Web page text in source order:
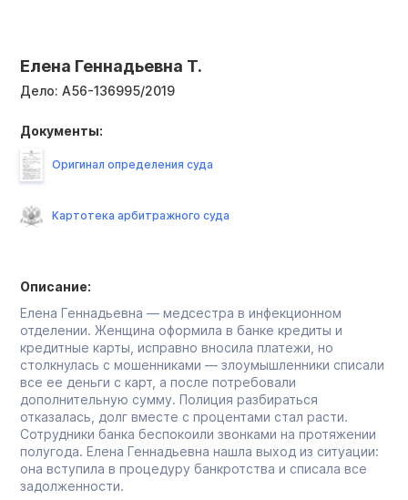
Елена Геннадьевна Т.
Дело: А56-136995/2019
Описание:
Елена Геннадьевна — медсестра в инфекционном
отделении. Женщина оформила в банке кредиты и
кредитные карты, исправно вносила платежи, но
столкнулась с мошенниками — злоумышленники списали
все ее деньги с карт, а после потребовали
дополнительную сумму. Полиция разбираться
отказалась, долг вместе с процентами стал расти.
Сотрудники банка беспокоили звонками на протяжении
полугода. Елена Геннадьевна нашла выход из ситуации:
она вступила в процедуру банкротства и списала все
задолженности.
Документы:
Оригинал определения суда
Картотека арбитражного суда